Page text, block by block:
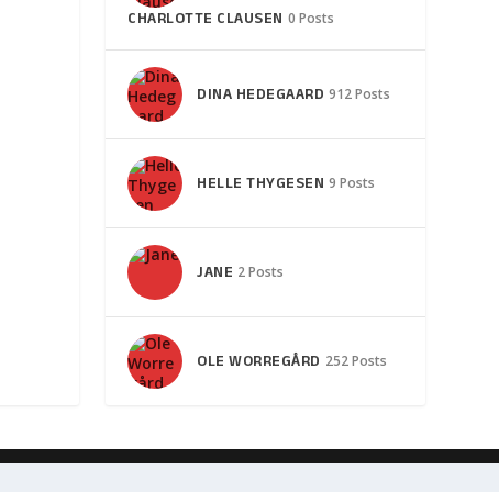
CHARLOTTE CLAUSEN 0 Posts
DINA HEDEGAARD 912 Posts
HELLE THYGESEN 9 Posts
JANE 2 Posts
OLE WORREGÅRD 252 Posts